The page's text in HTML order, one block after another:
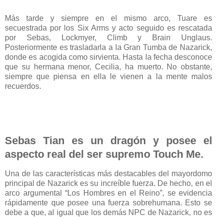
Más tarde y siempre en el mismo arco, Tuare es
secuestrada por los Six Arms y acto seguido es rescatada
por Sebas, Lockmyer, Climb y Brain Unglaus.
Posteriormente es trasladarla a la Gran Tumba de Nazarick,
donde es acogida como sirvienta. Hasta la fecha desconoce
que su hermana menor, Cecilia, ha muerto. No obstante,
siempre que piensa en ella le vienen a la mente malos
recuerdos.
Sebas Tian es un dragón y posee el
aspecto real del ser supremo Touch Me.
Una de las características más destacables del mayordomo
principal de Nazarick es su increíble fuerza. De hecho, en el
arco argumental “Los Hombres en el Reino”, se evidencia
rápidamente que posee una fuerza sobrehumana. Esto se
debe a que, al igual que los demás NPC de Nazarick, no es